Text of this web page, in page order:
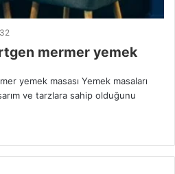
32
mermer yemek
yemek masası Yemek masaları
ve tarzlara sahip olduğunu